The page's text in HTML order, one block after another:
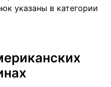
указаны в категории